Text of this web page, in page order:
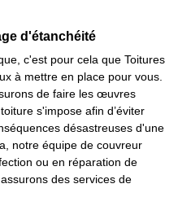
d'étanchéité
c'est pour cela que Toitures
à mettre en place pour vous.
de faire les œuvres
s'impose afin d’éviter
désastreuses d'une
notre équipe de couvreur
ou en réparation de
des services de